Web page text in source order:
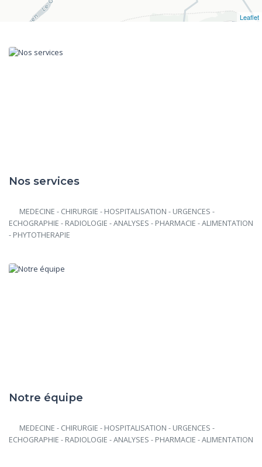
Leaflet
Nos services
ECHOGRAPHIE - RADIOLOGIE - ANALYSES - PHARMACIE - ALIMENTATION
- PHYTOTHERAPIE
Notre équipe
ECHOGRAPHIE - RADIOLOGIE - ANALYSES - PHARMACIE - ALIMENTATION